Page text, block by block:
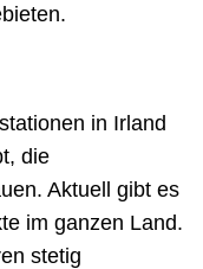
in Irland
die
Aktuell gibt es
im ganzen Land.
stetig